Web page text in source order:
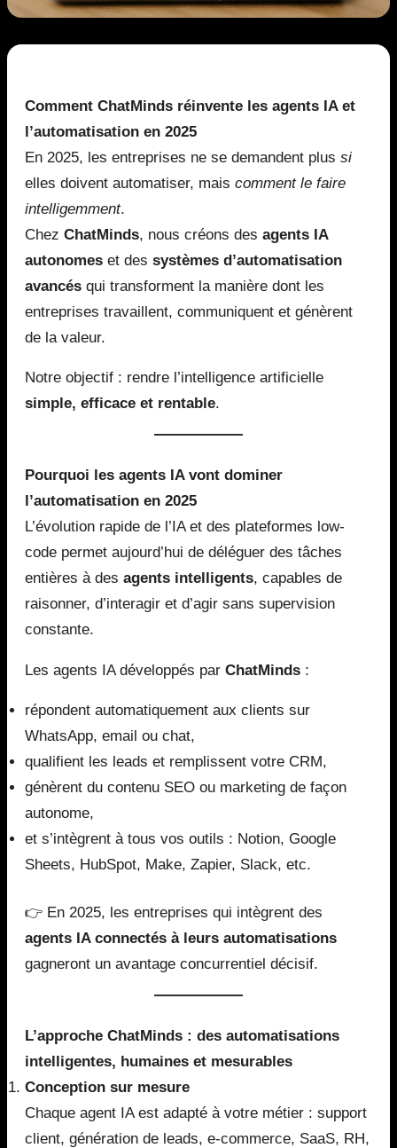
Comment ChatMinds réinvente les agents IA et
l’automatisation en 2025
En 2025, les entreprises ne se demandent plussi
elles doivent automatiser, maiscomment le faire
intelligemment.
ChezChatMinds, nous créons desagents IA
autonomes et dessystèmes d’automatisation
avancés qui transforment la manière dont les
entreprises travaillent, communiquent et génèrent
de la valeur.
Notre objectif : rendre l’intelligence artificielle
simple, efficace et rentable.
Pourquoi les agents IA vont dominer
l’automatisation en 2025
L’évolution rapide de l’IA et des plateformes low-
code permet aujourd’hui de déléguer des tâches
entières à desagents intelligents, capables de
raisonner, d’interagir et d’agir sans supervision
constante.
Les agents IA développés parChatMinds :
répondent automatiquement aux clients sur
WhatsApp, email ou chat,
qualifient les leads et remplissent votre CRM,
génèrent du contenu SEO ou marketing de façon
autonome,
et s’intègrent à tous vos outils : Notion, Google
Sheets, HubSpot, Make, Zapier, Slack, etc.
👉 En 2025, les entreprises qui intègrent des
agents IA connectés à leurs automatisations
gagneront un avantage concurrentiel décisif.
L’approche ChatMinds : des automatisations
intelligentes, humaines et mesurables
Conception sur mesure
Chaque agent IA est adapté à votre métier : support
client, génération de leads, e-commerce, SaaS, RH,